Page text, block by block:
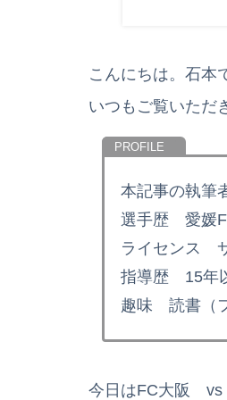
こんにちは。石本
いつもご覧いただ
本記事の執筆
選手歴 愛媛
ライセンス
指導歴 15年
趣味 読書（
今日はFC大阪 vs